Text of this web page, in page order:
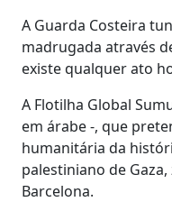
A Guarda Costeira
madrugada através
existe qualquer ato
A Flotilha Global
em árabe -, que
humanitária da
palestiniano de
Barcelona.